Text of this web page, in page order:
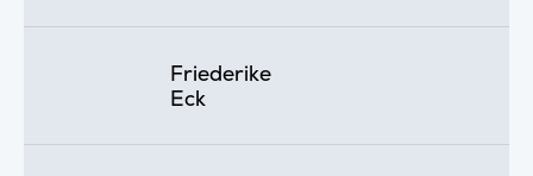
Friederike
Eck